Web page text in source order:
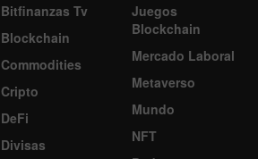
Bitfinanzas Tv
Blockchain
Commodities
Cripto
DeFi
Divisas
Juegos
Blockchain
Mercado Laboral
Metaverso
Mundo
NFT